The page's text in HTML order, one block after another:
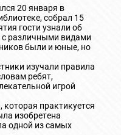
20 января в
собрал 15
гости узнали об
с различными видами
были и юные, но
изучали правила
ребят,
игрой
которая практикуется
изобретена
одной из самых